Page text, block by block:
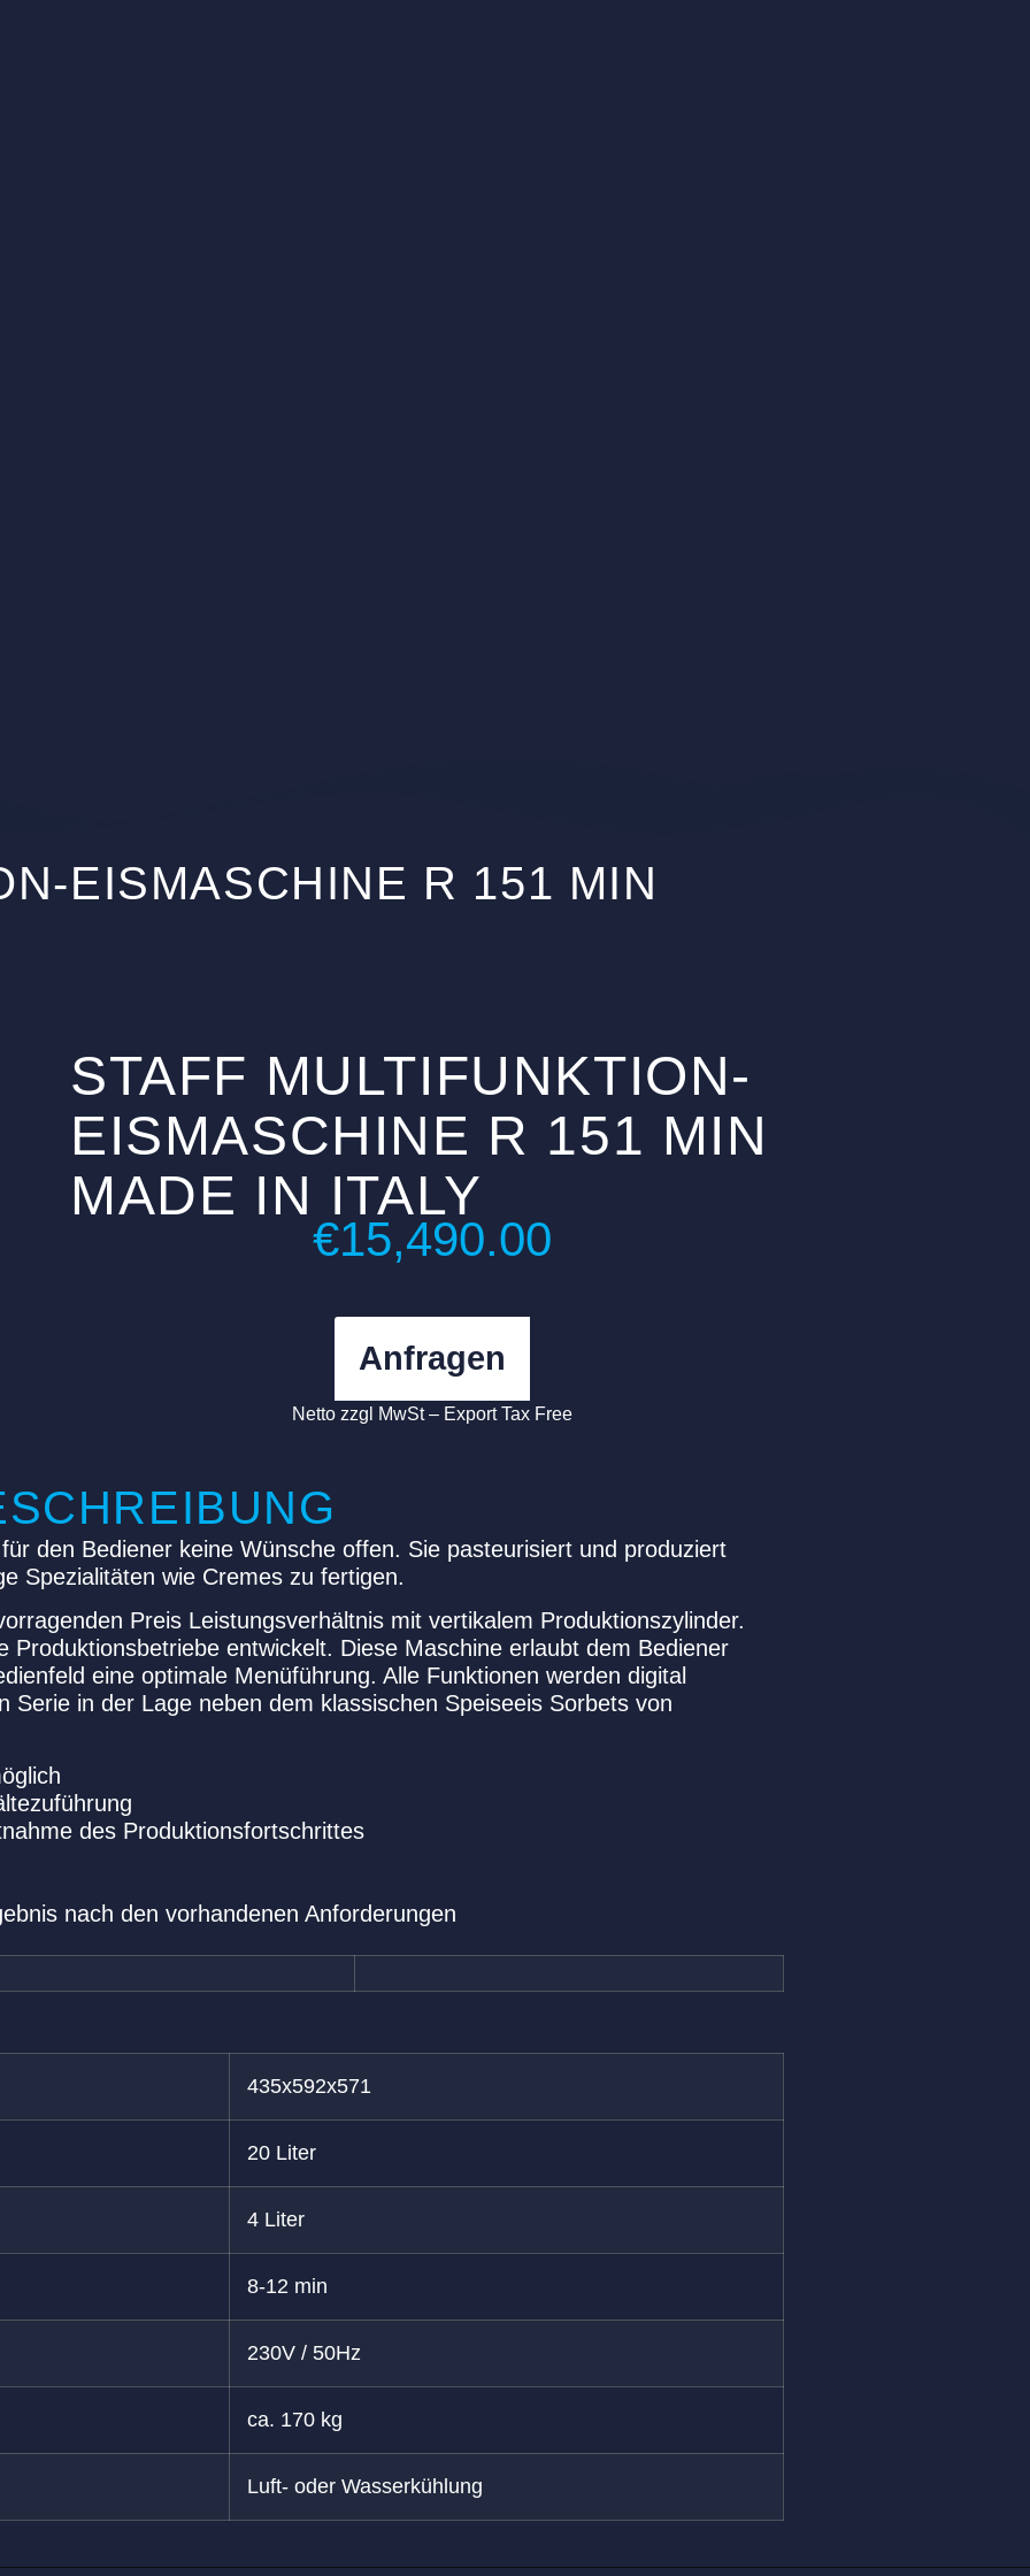
EISMASCHINE R 151 MIN
STAFF MULTIFUNKTION-
EISMASCHINE R 151 MIN
MADE IN ITALY
€15,490.00
Anfragen
Netto zzgl MwSt – Export Tax Free
den Bediener keine Wünsche offen. Sie pasteurisiert und produziert
Spezialitäten wie Cremes zu fertigen.
Preis Leistungsverhältnis mit vertikalem Produktionszylinder.
entwickelt. Diese Maschine erlaubt dem Bediener
eine optimale Menüführung. Alle Funktionen werden digital
in der Lage neben dem klassischen Speiseeis Sorbets von
des Produktionsfortschrittes
nach den vorhandenen Anforderungen
435x592x571
20 Liter
4 Liter
8-12 min
230V / 50Hz
ca. 170 kg
Luft- oder Wasserkühlung